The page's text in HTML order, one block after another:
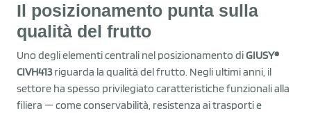
Il posizionamento punta sulla
qualità del frutto
Uno degli elementi centrali nel posizionamento diGIUSY®
CIVH413riguarda la qualità del frutto. Negli ultimi anni, il
settore ha spesso privilegiato caratteristiche funzionali alla
filiera — come conservabilità, resistenza ai trasporti e